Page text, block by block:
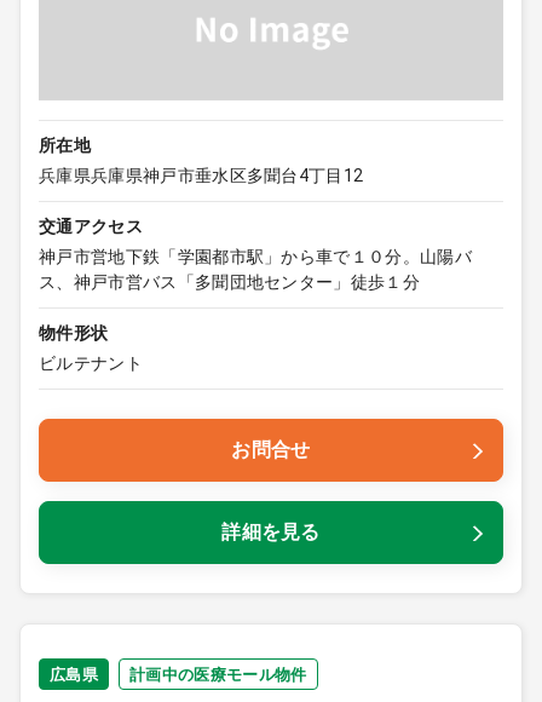
所在地
兵庫県兵庫県神戸市垂水区多聞台4丁目12
交通アクセス
神戸市営地下鉄「学園都市駅」から車で１０分。山陽バ
ス、神戸市営バス「多聞団地センター」徒歩１分
物件形状
ビルテナント
お問合せ
詳細を見る
広島県 計画中の医療モール物件